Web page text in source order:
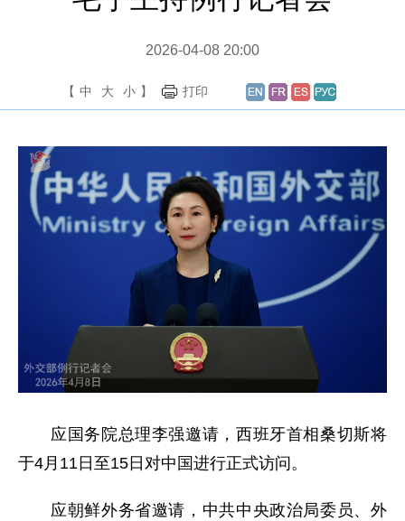
2026-04-08 20:00
【 中 大 小 】 打印
应国务院总理李强邀请，西班牙首相桑切斯将
于4月11日至15日对中国进行正式访问。
应朝鲜外务省邀请，中共中央政治局委员、外